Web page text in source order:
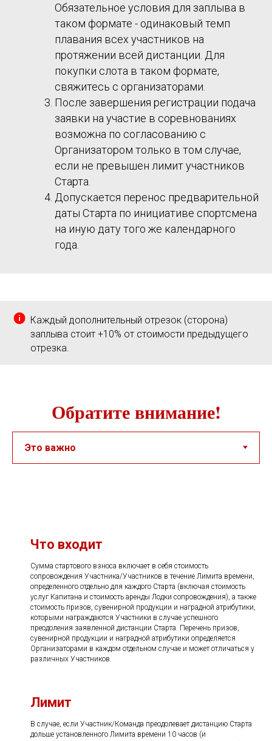
Обязательное условия для заплыва в
таком формате - одинаковый темп
плавания всех участников на
протяжении всей дистанции. Для
покупки слота в таком формате,
свяжитесь с организаторами.
После завершения регистрации подача
заявки на участие в соревнованиях
возможна по согласованию с
Организатором только в том случае,
если не превышен лимит участников
Старта.
Допускается перенос предварительной
даты Старта по инициативе спортсмена
на иную дату того же календарного
года.
Каждый дополнительный отрезок (сторона)
заплыва стоит +10% от стоимости предыдущего
отрезка.
Обратите внимание!
Что входит
Сумма стартового взноса включает в себя стоимость
сопровождения Участника/Участников в течение Лимита времени,
определенного отдельно для каждого Старта (включая стоимость
услуг Капитана и стоимость аренды Лодки сопровождения), а также
стоимость призов, сувенирной продукции и наградной атрибутики,
которыми награждаются Участники в случае успешного
преодоления заявленной дистанции Старта. Перечень призов,
сувенирной продукции и наградной атрибутики определяется
Организаторами в каждом отдельном случае и может отличаться у
различных Участников.
Лимит
В случае, если Участник/Команда преодолевает дистанцию Старта
дольше установленного Лимита времени 10 часов (и